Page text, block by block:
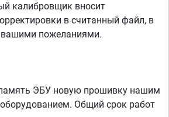
калибровщик вносит
в считанный файл, в
вашими пожеланиями.
ЭБУ новую прошивку нашим
Общий срок работ